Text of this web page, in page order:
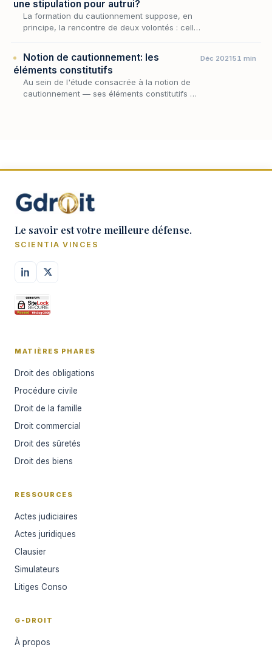
une stipulation pour autrui?
La formation du cautionnement suppose, en
principe, la rencontre de deux volontés : celle
Notion de cautionnement: les
éléments constitutifs
Au sein de l'étude consacrée à la notion de
cautionnement — ses éléments constitutifs et
Déc 202151 min
Le savoir est votre meilleure défense.
SCIENTIA VINCES
MATIÈRES PHARES
Droit des obligations
Procédure civile
Droit de la famille
Droit commercial
Droit des sûretés
Droit des biens
RESSOURCES
Actes judiciaires
Actes juridiques
Clausier
Simulateurs
Litiges Conso
G-DROIT
À propos